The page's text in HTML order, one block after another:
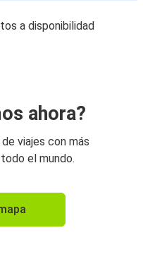
a disponibilidad
ahora?
viajes con más
el mundo.